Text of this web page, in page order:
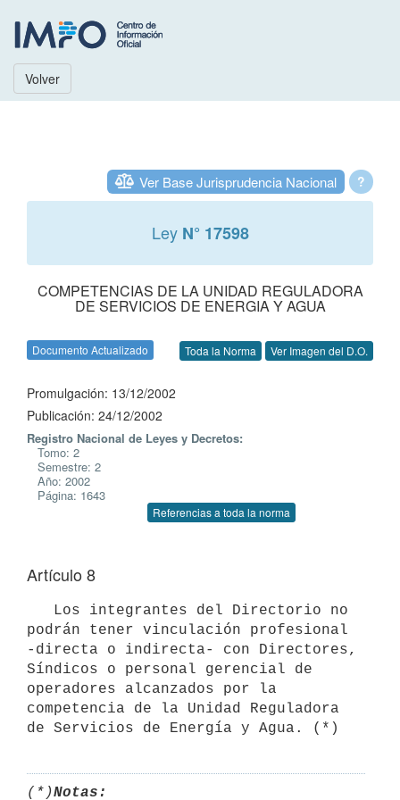
Volver
?
Ver Base Jurisprudencia Nacional
Ley N° 17598
COMPETENCIAS DE LA UNIDAD REGULADORA
DE SERVICIOS DE ENERGIA Y AGUA
Documento Actualizado Toda la Norma Ver Imagen del D.O.
Promulgación: 13/12/2002
Publicación: 24/12/2002
Registro Nacional de Leyes y Decretos:
Tomo: 2
Semestre: 2
Año: 2002
Página: 1643
Referencias a toda la norma
Artículo 8
podrán tener vinculación profesional
-directa o indirecta- con Directores,
Síndicos o personal gerencial de
operadores alcanzados por la
competencia de la Unidad Reguladora
de Servicios de Energía y Agua. (*)
(*)Notas: